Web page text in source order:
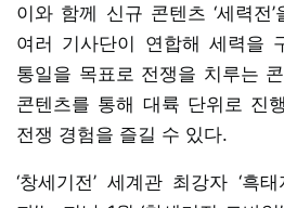
이와 함께 신규 콘텐츠 ‘세력전’
여러 기사단이 연합해 세력을
통일을 목표로 전쟁을 치루는
콘텐츠를 통해 대륙 단위로 진
전쟁 경험을 즐길 수 있다.
‘창세기전’ 세계관 최강자 ‘흑